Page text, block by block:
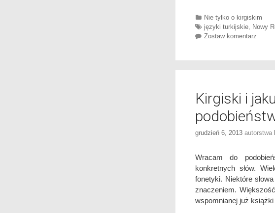
Categories
Nie tylko o kirgiskim
Tags
języki turkijskie Nowy
Zostaw komentarz
Kirgiski i
grudzień 6, 2013 autorstwa
Wracam do
konkretnych słów.
fonetyki. Niektóre
znaczeniem.
wspomnianej już książki